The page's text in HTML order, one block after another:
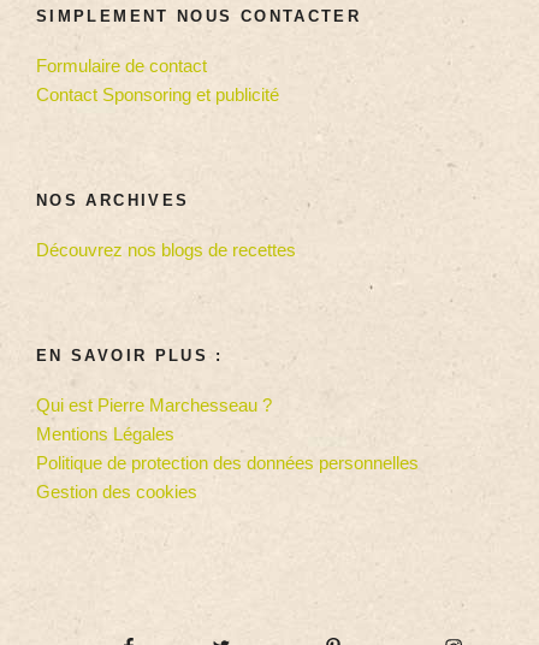
SIMPLEMENT NOUS CONTACTER
Formulaire de contact
Contact Sponsoring et publicité
NOS ARCHIVES
Découvrez nos blogs de recettes
EN SAVOIR PLUS :
Qui est Pierre Marchesseau ?
Mentions Légales
Politique de protection des données personnelles
Gestion des cookies